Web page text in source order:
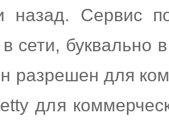
назад. Сервис
сети, буквально
разрешен для
для